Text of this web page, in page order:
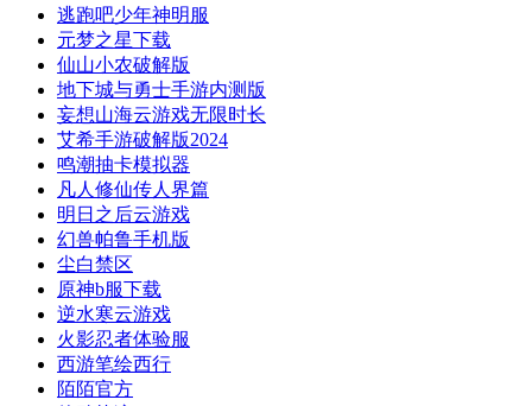
逃跑吧少年神明服
元梦之星下载
仙山小农破解版
地下城与勇士手游内测版
妄想山海云游戏无限时长
艾希手游破解版2024
鸣潮抽卡模拟器
凡人修仙传人界篇
明日之后云游戏
幻兽帕鲁手机版
尘白禁区
原神b服下载
逆水寒云游戏
火影忍者体验服
西游笔绘西行
陌陌官方